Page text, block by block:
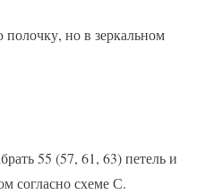
полочку, но в зеркальном
55 (57, 61, 63) петель и
согласно схеме С.